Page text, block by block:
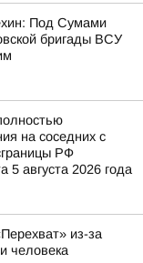
Под Сумами
бригады ВСУ
на соседних с
РФ
5 августа 2026 года
из-за
человека